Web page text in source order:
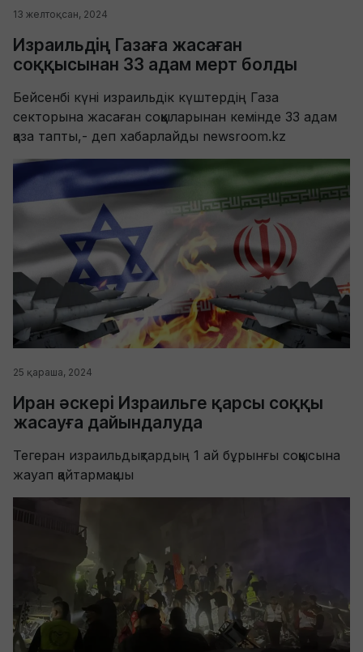
13 желтоқсан, 2024
Израильдің Газаға жасаған
соққысынан 33 адам мерт болды
Бейсенбі күні израильдік күштердің Газа
секторына жасаған соққыларынан кемінде 33 адам
қаза тапты,- деп хабарлайды newsroom.kz
25 қараша, 2024
Иран әскері Израильге қарсы соққы
жасауға дайындалуда
Тегеран израильдықтардың 1 ай бұрынғы соққысына
жауап қайтармақшы